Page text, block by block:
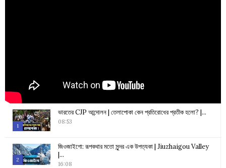
1
youtube
ভারতের CJP আন্দোলন | তেলাপোকা কেন প্রতিরোধের প্রতীক হলো? |...
08:53
2
জিওজাইগো: রূপকথার মতো সুন্দর এক উপত্যকা | Jiuzhaigou Valley
|...
16:08